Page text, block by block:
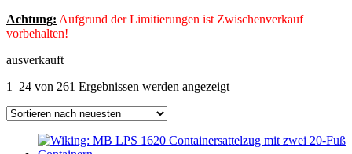
Achtung: Aufgrund der Limitierungen ist Zwischenverkauf
vorbehalten!
ausverkauft
1–24 von 261 Ergebnissen werden angezeigtNach